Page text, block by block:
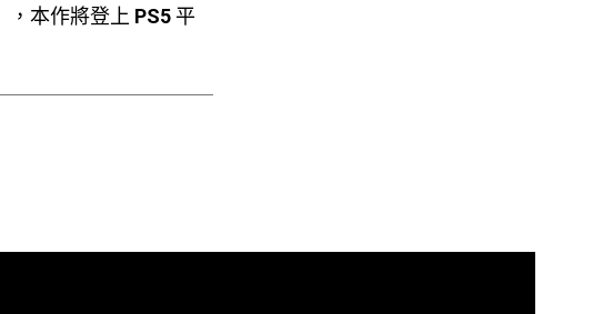
，本作將登上 PS5 平